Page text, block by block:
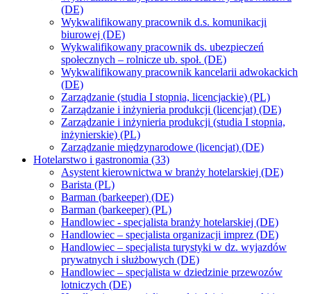
(DE)
Wykwalifikowany pracownik d.s. komunikacji
biurowej (DE)
Wykwalifikowany pracownik ds. ubezpieczeń
społecznych – rolnicze ub. społ. (DE)
Wykwalifikowany pracownik kancelarii adwokackich
(DE)
Zarządzanie (studia I stopnia, licencjackie) (PL)
Zarządzanie i inżynieria produkcji (licencjat) (DE)
Zarządzanie i inżynieria produkcji (studia I stopnia,
inżynierskie) (PL)
Zarządzanie międzynarodowe (licencjat) (DE)
Hotelarstwo i gastronomia (33)
Asystent kierownictwa w branży hotelarskiej (DE)
Barista (PL)
Barman (barkeeper) (DE)
Barman (barkeeper) (PL)
Handlowiec - specjalista branży hotelarskiej (DE)
Handlowiec – specjalista organizacji imprez (DE)
Handlowiec – specjalista turystyki w dz. wyjazdów
prywatnych i służbowych (DE)
Handlowiec – specjalista w dziedzinie przewozów
lotniczych (DE)